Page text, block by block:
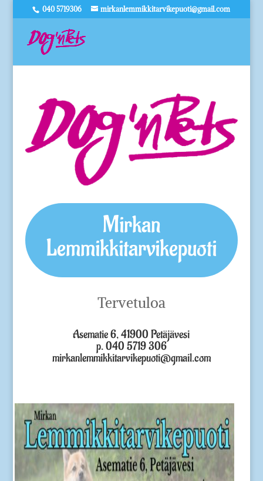
040 5719306 mirkanlemmikkitarvikepuoti@gmail.com
Mirkan
Lemmikkitarvikepuoti
Tervetuloa
Asematie 6, 41900 Petäjävesi
p. 040 5719 306
mirkanlemmikkitarvikepuoti@gmail.com